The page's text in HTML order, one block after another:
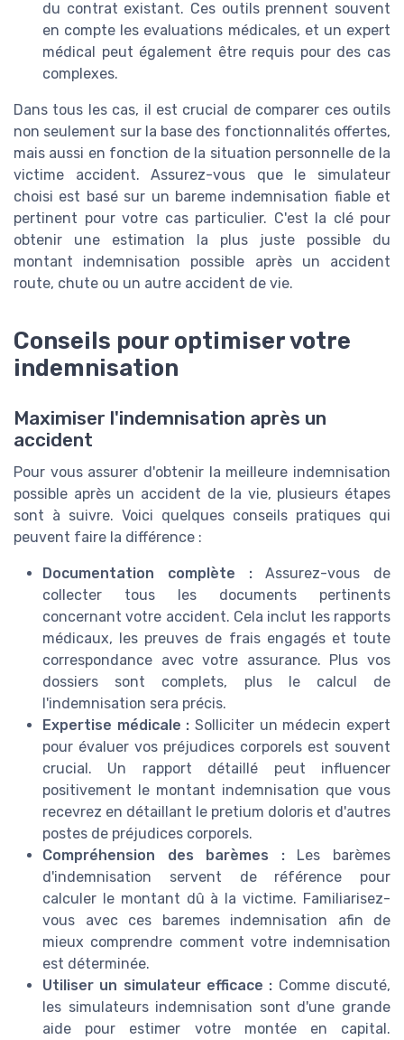
du contrat existant. Ces outils prennent souvent
en compte les evaluations médicales, et un expert
médical peut également être requis pour des cas
complexes.
Dans tous les cas, il est crucial de comparer ces outils
non seulement sur la base des fonctionnalités offertes,
mais aussi en fonction de la situation personnelle de la
victime accident. Assurez-vous que le simulateur
choisi est basé sur un bareme indemnisation fiable et
pertinent pour votre cas particulier. C'est la clé pour
obtenir une estimation la plus juste possible du
montant indemnisation possible après un accident
route, chute ou un autre accident de vie.
Conseils pour optimiser votre
indemnisation
Maximiser l'indemnisation après un
accident
Pour vous assurer d'obtenir la meilleure indemnisation
possible après un accident de la vie, plusieurs étapes
sont à suivre. Voici quelques conseils pratiques qui
peuvent faire la différence :
Documentation complète :Assurez-vous de
collecter tous les documents pertinents
concernant votre accident. Cela inclut les rapports
médicaux, les preuves de frais engagés et toute
correspondance avec votre assurance. Plus vos
dossiers sont complets, plus le calcul de
l'indemnisation sera précis.
Expertise médicale : Solliciter un médecin expert
pour évaluer vos préjudices corporels est souvent
crucial. Un rapport détaillé peut influencer
positivement le montant indemnisation que vous
recevrez en détaillant le pretium doloris et d'autres
postes de préjudices corporels.
Compréhension des barèmes :Les barèmes
d'indemnisation servent de référence pour
calculer le montant dû à la victime. Familiarisez-
vous avec ces baremes indemnisation afin de
mieux comprendre comment votre indemnisation
est déterminée.
Utiliser un simulateur efficace : Comme discuté,
les simulateurs indemnisation sont d'une grande
aide pour estimer votre montée en capital.